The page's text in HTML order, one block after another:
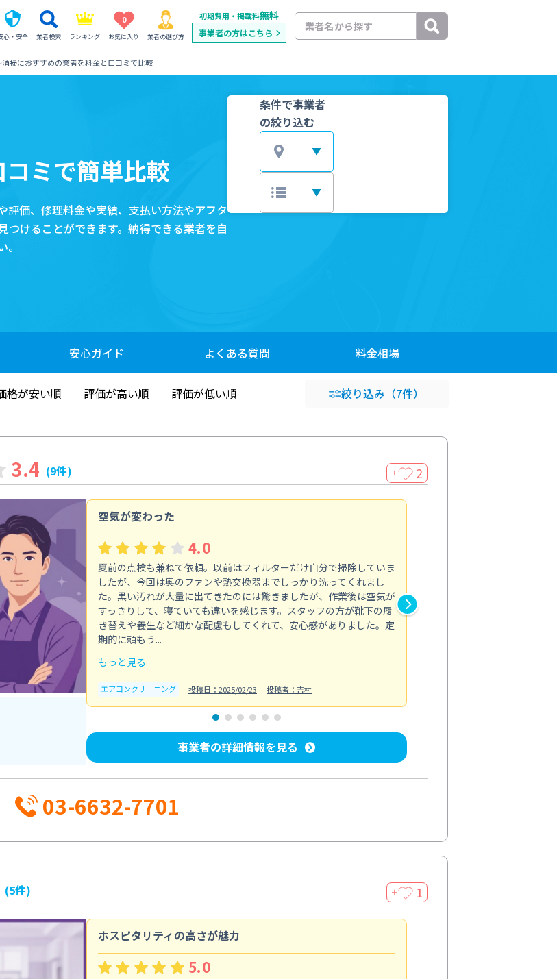
心・安全 業者検索 ランキング
0
お気に入り 業者の選び方
初期費用・掲載料無料
事業者の方はこちら
掃におすすめの業者を料金と口コミで比較
ミで簡単比較
価、修理料金や実績、支払い方法やアフタ
けることができます。納得できる業者を自
条件で事業者
の絞り込む
安心ガイド よくある質問 料金相場
格が安い順 評価が高い順 評価が低い順 絞り込み （7件）
3.4 (9件) ＋ 2
空気が変わった
4.0
夏前の点検も兼ねて依頼。以前はフィルターだけ自分で掃除していま
したが、今回は奥のファンや熱交換器までしっかり洗ってくれまし
た。黒い汚れが大量に出てきたのには驚きましたが、作業後は空気が
すっきりして、寝ていても違いを感じます。スタッフの方が靴下の履
き替えや養生など細かな配慮もしてくれて、安心感がありました。定
期的に頼もう...
もっと見る
エアコンクリーニング 投稿日：2025/02/23 投稿者：吉村
事業者の詳細情報を見る
03-6632-7701
(5件) ＋ 1
ホスピタリティの高さが魅力
5.0